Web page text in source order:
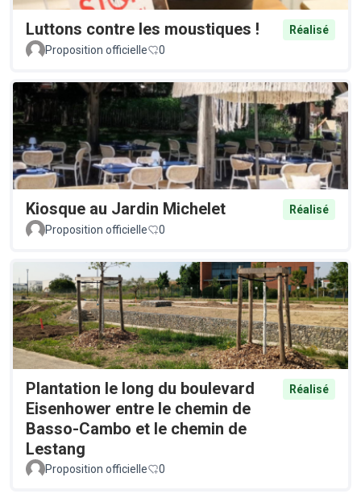
Luttons contre les moustiques !
Réalisé
Proposition officielle
0
Kiosque au Jardin Michelet
Réalisé
Proposition officielle
0
Plantation le long du boulevard
Eisenhower entre le chemin de
Basso-Cambo et le chemin de
Lestang
Réalisé
Proposition officielle 0